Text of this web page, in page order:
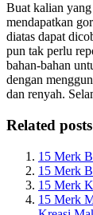
Buat kalian
mendapatkan
diatas dapat
pun tak perlu
bahan-bahan
dengan
dan renyah.
Related
15 Merk
15 Merk
15 Merk
15 Merk